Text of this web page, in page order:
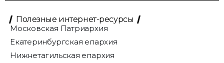
Полезные интернет-ресурсы
Московская Патриархия
Екатеринбургская епархия
Нижнетагильская епархия